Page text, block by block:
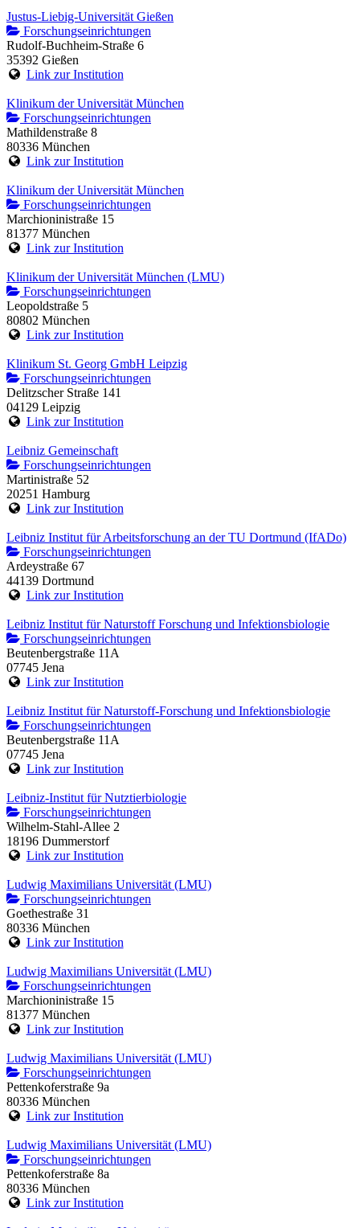
Justus-Liebig-Universität Gießen
Forschungseinrichtungen
Rudolf-Buchheim-Straße 6
35392 Gießen
Link zur Institution
Klinikum der Universität München
Forschungseinrichtungen
Mathildenstraße 8
80336 München
Link zur Institution
Klinikum der Universität München
Forschungseinrichtungen
Marchioninistraße 15
81377 München
Link zur Institution
Klinikum der Universität München (LMU)
Forschungseinrichtungen
Leopoldstraße 5
80802 München
Link zur Institution
Klinikum St. Georg GmbH Leipzig
Forschungseinrichtungen
Delitzscher Straße 141
04129 Leipzig
Link zur Institution
Leibniz Gemeinschaft
Forschungseinrichtungen
Martinistraße 52
20251 Hamburg
Link zur Institution
Leibniz Institut für Arbeitsforschung an der TU Dortmund (IfADo)
Forschungseinrichtungen
Ardeystraße 67
44139 Dortmund
Link zur Institution
Leibniz Institut für Naturstoff Forschung und Infektionsbiologie
Forschungseinrichtungen
Beutenbergstraße 11A
07745 Jena
Link zur Institution
Leibniz Institut für Naturstoff-Forschung und Infektionsbiologie
Forschungseinrichtungen
Beutenbergstraße 11A
07745 Jena
Link zur Institution
Leibniz-Institut für Nutztierbiologie
Forschungseinrichtungen
Wilhelm-Stahl-Allee 2
18196 Dummerstorf
Link zur Institution
Ludwig Maximilians Universität (LMU)
Forschungseinrichtungen
Goethestraße 31
80336 München
Link zur Institution
Ludwig Maximilians Universität (LMU)
Forschungseinrichtungen
Marchioninistraße 15
81377 München
Link zur Institution
Ludwig Maximilians Universität (LMU)
Forschungseinrichtungen
Pettenkoferstraße 9a
80336 München
Link zur Institution
Ludwig Maximilians Universität (LMU)
Forschungseinrichtungen
Pettenkoferstraße 8a
80336 München
Link zur Institution